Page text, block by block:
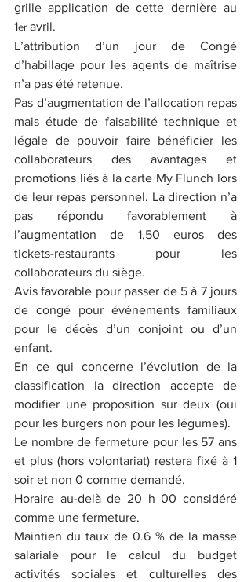
grille application de cette dernière au
1er avril.
L’attribution d’un jour de Congé
d’habillage pour les agents de maîtrise
n’a pas été retenue.
Pas d’augmentation de l’allocation repas
mais étude de faisabilité technique et
légale de pouvoir faire bénéficier les
collaborateurs des avantages et
promotions liés à la carte My Flunch lors
de leur repas personnel. La direction n’a
pas répondu favorablement à
l’augmentation de 1,50 euros des
tickets-restaurants pour les
collaborateurs du siège.
Avis favorable pour passer de 5 à 7 jours
de congé pour événements familiaux
pour le décès d’un conjoint ou d’un
enfant.
En ce qui concerne l’évolution de la
classification la direction accepte de
modifier une proposition sur deux (oui
pour les burgers non pour les légumes).
Le nombre de fermeture pour les 57 ans
et plus (hors volontariat) restera fixé à 1
soir et non 0 comme demandé.
Horaire au-delà de 20 h 00 considéré
comme une fermeture.
Maintien du taux de 0.6 % de la masse
salariale pour le calcul du budget
activités sociales et culturelles des